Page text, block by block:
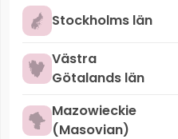
Stockholms län
Västra
Götalands län
Mazowieckie
(Masovian)